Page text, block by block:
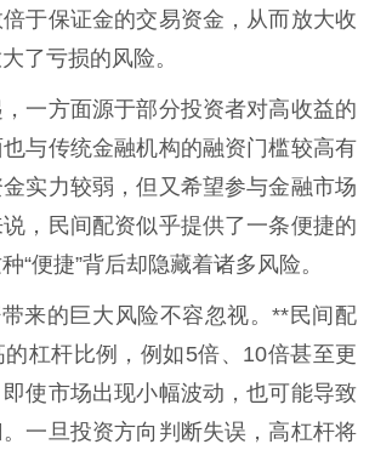
于保证金的交易资金，从而放大收
了亏损的风险。
一方面源于部分投资者对高收益的
与传统金融机构的融资门槛较高有
实力较弱，但又希望参与金融市场
，民间配资似乎提供了一条便捷的
“便捷”背后却隐藏着诸多风险。
来的巨大风险不容忽视。**民间配
杠杆比例，例如5倍、10倍甚至更
使市场出现小幅波动，也可能导致
一旦投资方向判断失误，高杠杆将